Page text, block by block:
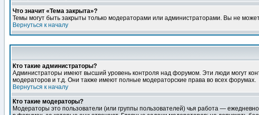
Что значит «Тема закрыта»?
Темы могут быть закрыты только модераторами или администраторами. Вы не
Вернуться к началу
Кто такие администраторы?
Администраторы имеют высший уровень контроля над форумом. Эти люди могут
модераторов и т.д. Они также имеют полные модераторские права во всех форумах.
Вернуться к началу
Кто такие модераторы?
Модераторы это пользователи (или группы пользователей) чья работа —